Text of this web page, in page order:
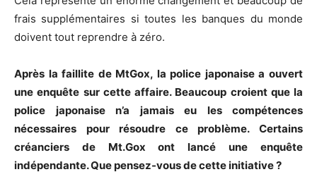
frais supplémentaires si toutes les banques du monde
doivent tout reprendre à zéro.
Après la faillite de MtGox, la police japonaise a ouvert
une enquête sur cette affaire. Beaucoup croient que la
police japonaise n’a jamais eu les compétences
nécessaires pour résoudre ce problème. Certains
créanciers de Mt.Gox ont lancé une enquête
indépendante. Que pensez-vous de cette initiative ?